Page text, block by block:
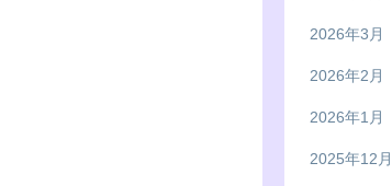
2026年3月
2026年2月
2026年1月
2025年12月